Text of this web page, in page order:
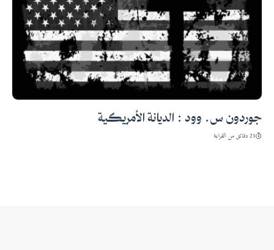
جوردون س. وود : الديانة الأمريكية
21 دقائق من القراءة